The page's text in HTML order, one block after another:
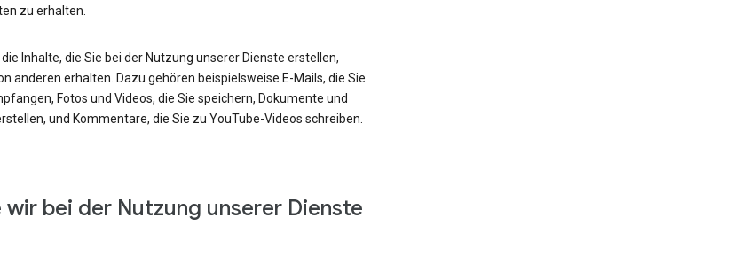
zu erhalten.
Inhalte, die Sie bei der Nutzung unserer Dienste erstellen,
anderen erhalten. Dazu gehören beispielsweise E-Mails, die Sie
Fotos und Videos, die Sie speichern, Dokumente und
und Kommentare, die Sie zu YouTube-Videos schreiben.
wir bei der Nutzung unserer Dienste